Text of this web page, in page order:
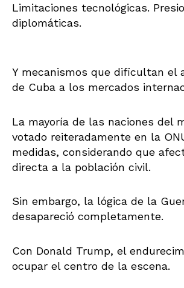
Limitaciones tecnológicas.
Y mecanismos que dificultan el
de Cuba a los mercados
La mayoría de las naciones del
votado reiteradamente en la
medidas, considerando que
directa a la población civil.
Sin embargo, la lógica de la
desapareció completamente.
Con Donald Trump, el
ocupar el centro de la escena.